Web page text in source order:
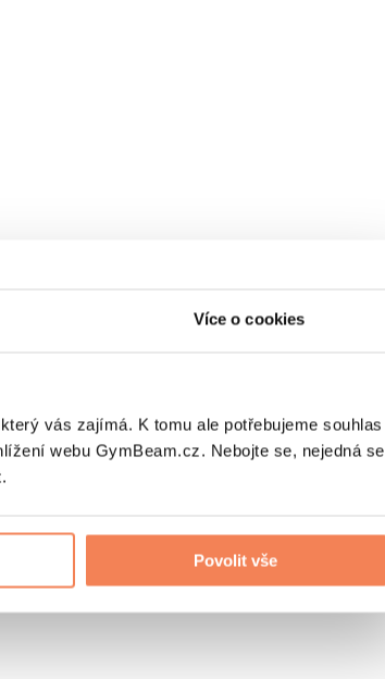
Více o cookies
vás zajímá. K tomu ale potřebujeme souhlas
webu GymBeam.cz. Nebojte se, nejedná se
Povolit vše